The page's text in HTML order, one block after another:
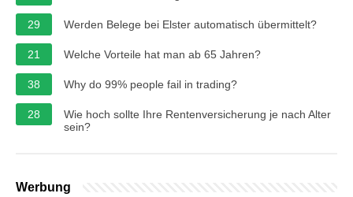
29 Werden Belege bei Elster automatisch übermittelt?
21 Welche Vorteile hat man ab 65 Jahren?
38 Why do 99% people fail in trading?
28
Wie hoch sollte Ihre Rentenversicherung je nach Alter
sein?
Werbung